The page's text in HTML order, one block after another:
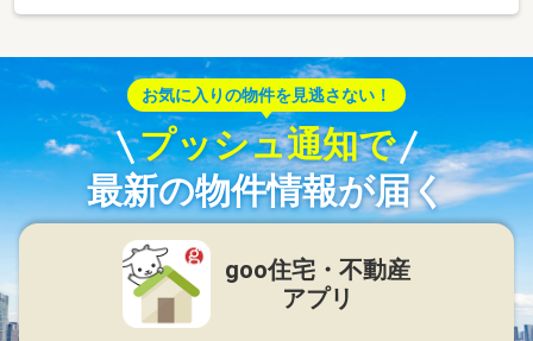
お気に入りの物件を見逃さない！
プッシュ通知で
最新の物件情報が届く
goo住宅・不動産
アプリ